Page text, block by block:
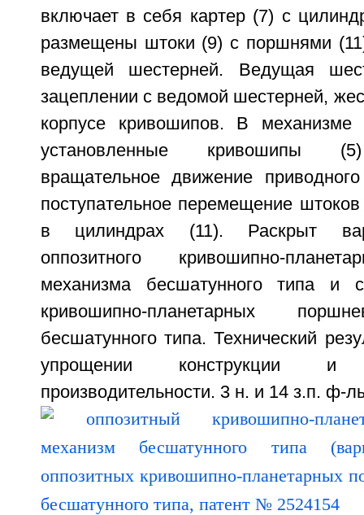
включает в себя картер (7) с
размещены штоки (9) с поршнями
ведущей шестерней. Ведущая
зацеплении с ведомой шестерней,
корпусе кривошипов. В механизме
установленные кривошипы
вращательное движение
поступательное перемещение
в цилиндрах (11). Раскрыт
оппозитного кривошипно-
механизма бесшатунного типа и
кривошипно-планетарных
бесшатунного типа. Технический
упрощении конструкции
производительности. 3 н. и 14 з.п. ф-